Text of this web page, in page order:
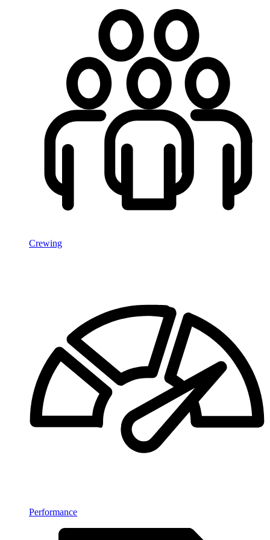
Crewing
Performance